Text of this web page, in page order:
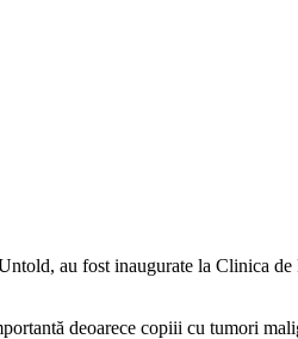
au fost inaugurate la Clinica
deoarece copiii cu tumori